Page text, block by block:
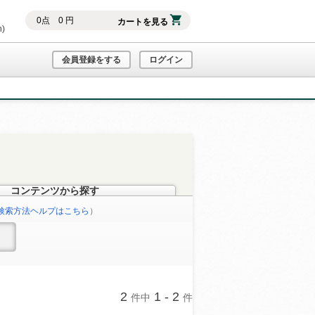
0点 0円 カートを見る
会員登録をする ログイン
コンテンツから探す
索方法ヘルプはこちら ）
2 件中 1 - 2 件